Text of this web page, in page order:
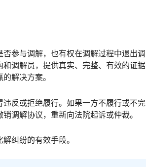
参与调解，也有权在调解过程中退出调
调解员，提供真实、完整、有效的证据
解决方案。
反或拒绝履行。如果一方不履行或不完
调解协议，重新向法院起诉或仲裁。
纠纷的有效手段。